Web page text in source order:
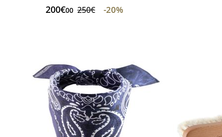
200€00 250€ -20%